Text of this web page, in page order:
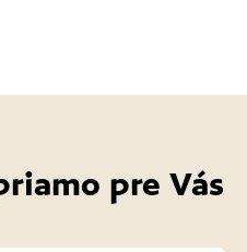
pre Vás